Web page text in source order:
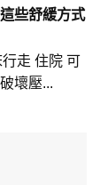
些舒緩方式
走 住院 可
壞壓...